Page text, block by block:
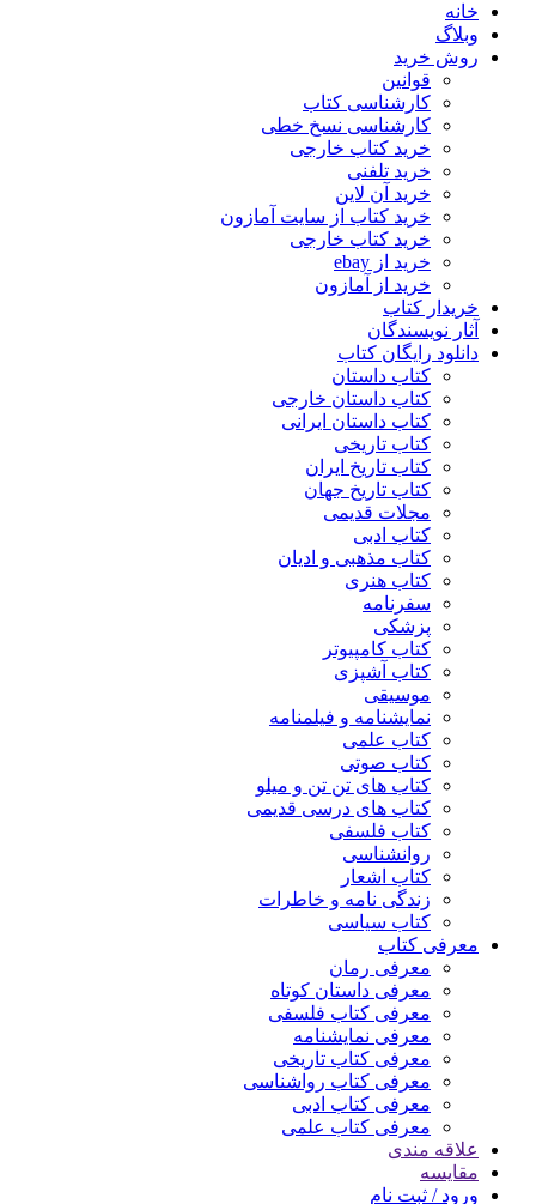
خانه
وبلاگ
روش خرید
قوانین
کارشناسی کتاب
کارشناسی نسخ خطی
خرید کتاب خارجی
خرید تلفنی
خرید آن لاین
خرید کتاب از سایت آمازون
خرید کتاب خارجی
خرید از ebay
خرید از آمازون
خریدار کتاب
آثار نویسندگان
دانلود رایگان کتاب
کتاب داستان
کتاب داستان خارجی
کتاب داستان ایرانی
کتاب تاریخی
کتاب تاریخ ایران
کتاب تاریخ جهان
مجلات قدیمی
کتاب ادبی
کتاب مذهبی و ادیان
کتاب هنری
سفرنامه
پزشکی
کتاب کامپیوتر
کتاب آشپزی
موسیقی
نمایشنامه و فیلمنامه
کتاب علمی
کتاب صوتی
کتاب های تن تن و میلو
کتاب های درسی قدیمی
کتاب فلسفی
روانشناسی
کتاب اشعار
زندگی نامه و خاطرات
کتاب سیاسی
معرفی کتاب
معرفی رمان
معرفی داستان کوتاه
معرفی کتاب فلسفی
معرفی نمایشنامه
معرفی کتاب تاریخی
معرفی کتاب رواشناسی
معرفی کتاب ادبی
معرفی کتاب علمی
علاقه مندی
مقایسه
ورود / ثبت نام